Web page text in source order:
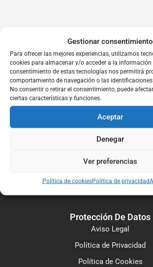
Gestionar consentimiento
Para ofrecer las mejores experiencias, utilizamos
cookies para almacenar y/o acceder a la información
consentimiento de estas tecnologías nos permitirá
comportamiento de navegación o las
No consentir o retirar el consentimiento, puede
ciertas características y funciones.
Aceptar
Denegar
Ver preferencias
Política de cookiesPolítica de privacidad
Protección De Datos
Aviso Legal
Política de Privacidad
Política de Cookies